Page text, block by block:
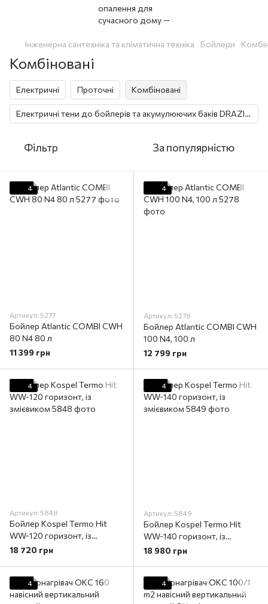
Інженерна сантехніка та кліматична техніка Бойлери
Комбіновані
Електричні Проточні Комбіновані
Електричні тени до бойлерів та акумулюючих баків DRAZICE
Фільтр За популярністю
4
Артикул: 5277
Бойлер Atlantic COMBI CWH
80 N4 80 л
11 399 грн
4
Артикул: 5278
Бойлер Atlantic COMBI CWH
100 N4, 100 л
12 799 грн
4
Артикул: 5848
Бойлер Kospel Termo Hit
WW-120 горизонт, із
змієвиком
18 720 грн
4
Артикул: 5849
Бойлер Kospel Termo Hit
WW-140 горизонт, із
змієвиком
18 980 грн
4 4